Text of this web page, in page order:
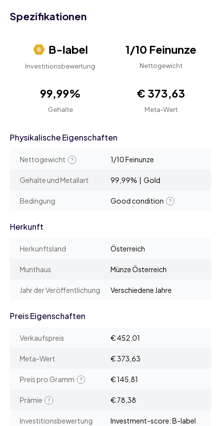
Spezifikationen
B-label
Investitionsbewertung
1/10 Feinunze
Nettogewicht
99,99%
Gehalte
€ 373,63
Meta-Wert
Physikalische Eigenschaften
Nettogewicht 1/10 Feinunze
Gehalte und Metallart 99,99% | Gold
Bedingung Good condition
Herkunft
Herkunftsland Österreich
Munthaus Münze Österreich
Jahr der Veröffentlichung Verschiedene Jahre
Preis Eigenschaften
Verkaufspreis € 452,01
Meta-Wert € 373,63
Preis pro Gramm € 145,81
Prämie € 78,38
Investitionsbewertung Investment-score: B-label